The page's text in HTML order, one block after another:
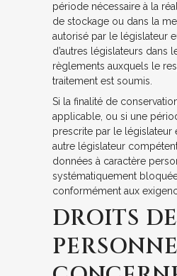
période nécessaire à la
de stockage ou dans la
autorisé par le législateur
d’autres législateurs dans
règlements auxquels le
traitement est soumis.
Si la finalité de
applicable, ou si une
prescrite par le législateur
autre législateur
données à caractère
systématiquement
conformément aux
DROITS
PERSONNE